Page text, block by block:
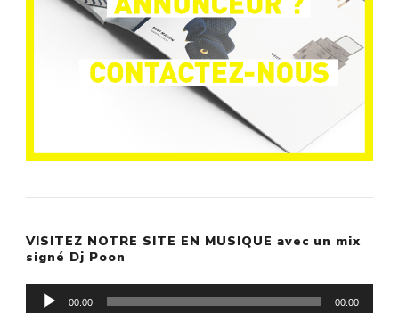
VISITEZ NOTRE SITE EN MUSIQUE avec un mix
signé Dj Poon
Lecteur
00:00 00:00